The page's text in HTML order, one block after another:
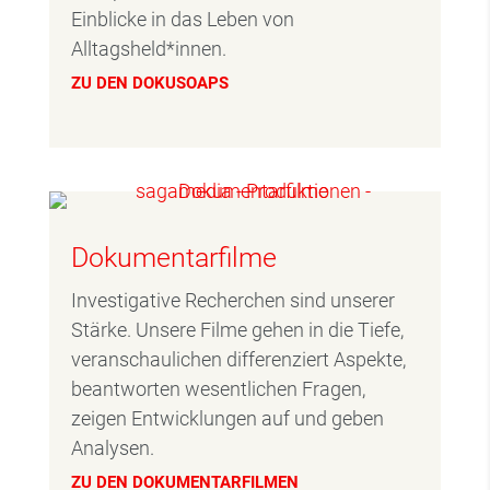
Einblicke in das Leben von
Alltagsheld*innen.
ZU DEN DOKUSOAPS
Dokumentarfilme
Investigative Recherchen sind unserer
Stärke. Unsere Filme gehen in die Tiefe,
veranschaulichen differenziert Aspekte,
beantworten wesentlichen Fragen,
zeigen Entwicklungen auf und geben
Analysen.
ZU DEN DOKUMENTARFILMEN